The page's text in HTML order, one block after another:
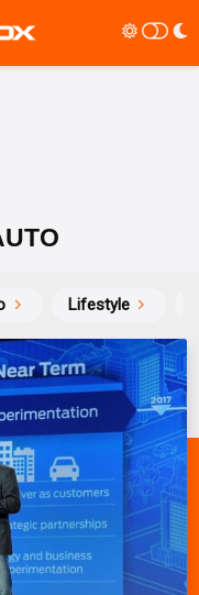
Lifestyle